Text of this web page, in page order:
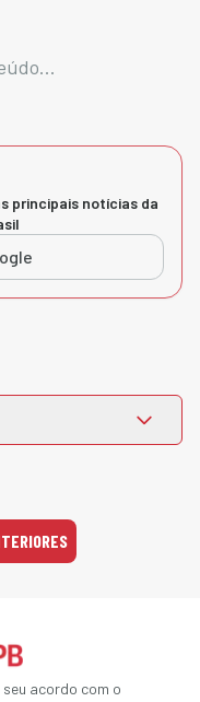
principais notícias da
acordo com o